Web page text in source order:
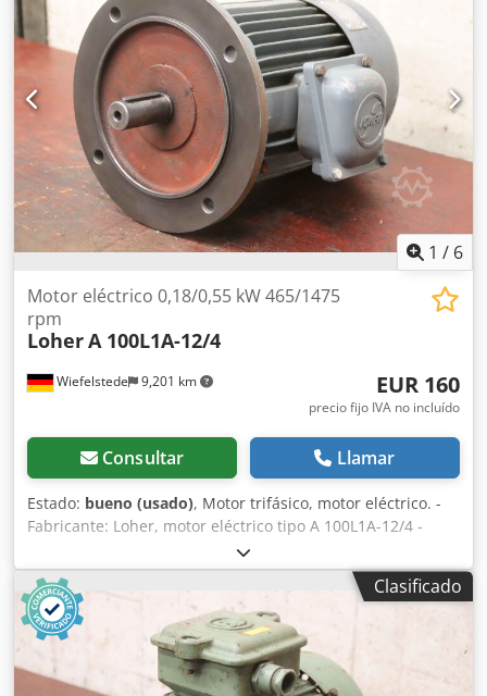
1 / 6
Wiefelstede 9,201 km
Motor eléctrico 0,18/0,55 kW 465/1475
rpm
LoherA 100L1A-12/4
EUR 160
precio fijo IVA no incluído
Consultar Llamar
Estado: bueno (usado), Motor trifásico, motor eléctrico. -
Fabricante: Loher, motor eléctrico tipo A 100L1A-12/4 -
Potencia: 0,18/0,55 kW -Velocidad: 465/1475 rpm -Eje: Ø 28
x 60 mm -Clase de protección: P 33 Djdpfxevuzlfj Apvsck -
Dimensiones: 385/275/H250 mm -Peso: 31,5 kg Clasificado